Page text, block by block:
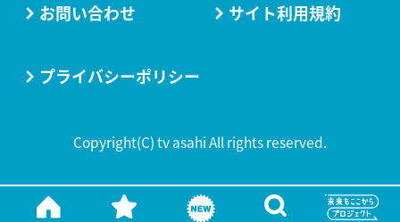
お問い合わせ サイト利用規約
プライバシーポリシー
Copyright(C) tv asahi All rights reserved.